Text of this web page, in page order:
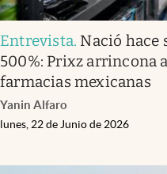
Entrevista. Nació hace
500%: Prixz arrincona
farmacias mexicanas
Yanin Alfaro
lunes, 22 de Junio de 2026